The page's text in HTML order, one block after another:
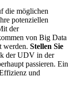
die möglichen
potenziellen
der
von Big Data
werden. Stellen Sie
der UDV in der
passieren. Ein
und